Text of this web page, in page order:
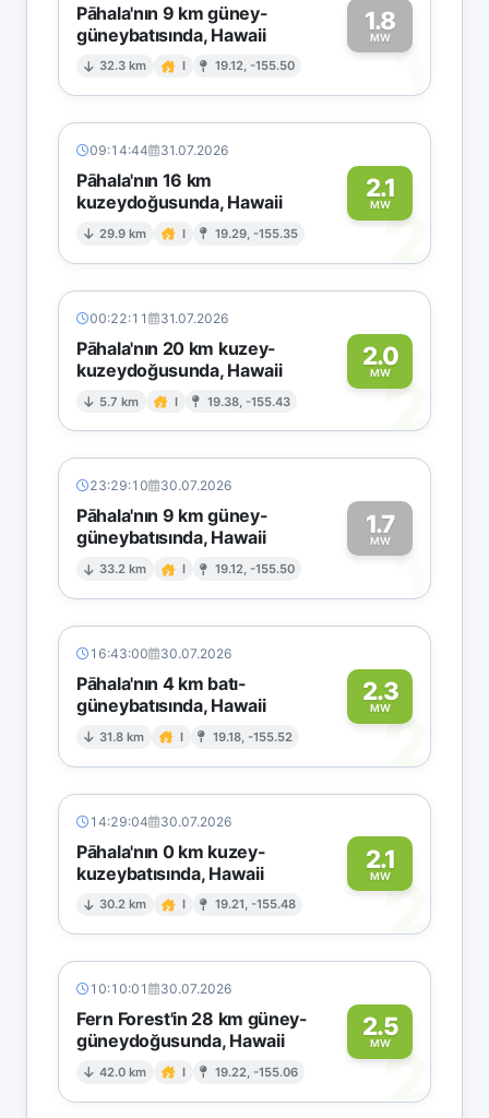
Pāhala'nın 9 km güney-
güneybatısında, Hawaii
32.3 km I 19.12, -155.50
1.8
MW1
09:14:44 31.07.2026
Pāhala'nın 16 km
kuzeydoğusunda, Hawaii
29.9 km I 19.29, -155.35
2.1
MW
2
00:22:11 31.07.2026
Pāhala'nın 20 km kuzey-
kuzeydoğusunda, Hawaii
5.7 km I 19.38, -155.43
2.0
MW2
23:29:10 30.07.2026
Pāhala'nın 9 km güney-
güneybatısında, Hawaii
33.2 km I 19.12, -155.50
1.7
MW1
16:43:00 30.07.2026
Pāhala'nın 4 km batı-
güneybatısında, Hawaii
31.8 km I 19.18, -155.52
2.3
MW2
14:29:04 30.07.2026
Pāhala'nın 0 km kuzey-
kuzeybatısında, Hawaii
30.2 km I 19.21, -155.48
2.1
MW2
10:10:01 30.07.2026
Fern Forest'in 28 km güney-
güneydoğusunda, Hawaii
42.0 km I 19.22, -155.06
2.5
MW
2